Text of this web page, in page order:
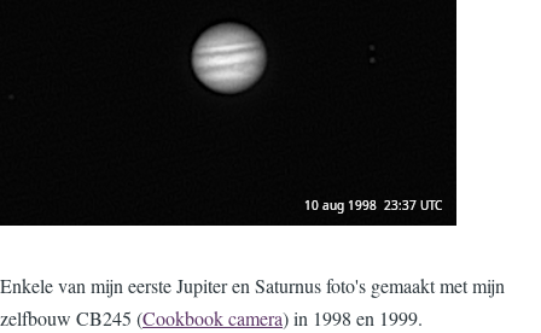
Enkele van mijn eerste Jupiter en Saturnus foto's gemaakt met mijn
zelfbouw CB245 (Cookbook camera) in 1998 en 1999.